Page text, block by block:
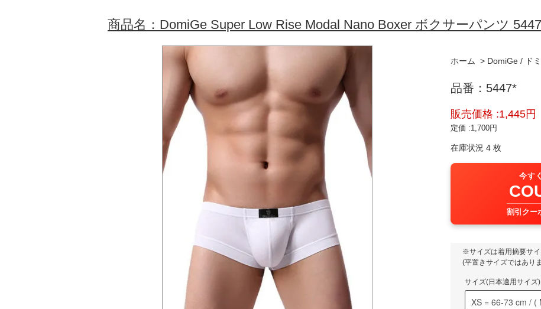
商品名：DomiGe Super Low Rise Modal Nano Boxer ボクサーパンツ
ホーム > DomiGe / ド
品番：5447*
販売価格 :1,445円
定価 :1,700円
在庫状況 4 枚
今す
割引クー
※サイズは着用摘要サイ
(平置きサイズではあり
サイズ(日本適用サイズ